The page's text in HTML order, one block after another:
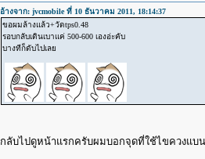
อ้างจาก: jvcmobile ที่ 10 ธันวาคม 2011, 18:14:37
ขอผมล้างแล้ว+วัดtps0.48
รอบกลับเดินเบาแค่ 500-600 เองอ่ะคับ
บางทีก็ดับไปเลย
กลับไปดูหน้าแรกครับผมบอกจุดที่ใช้ไขควงแบ